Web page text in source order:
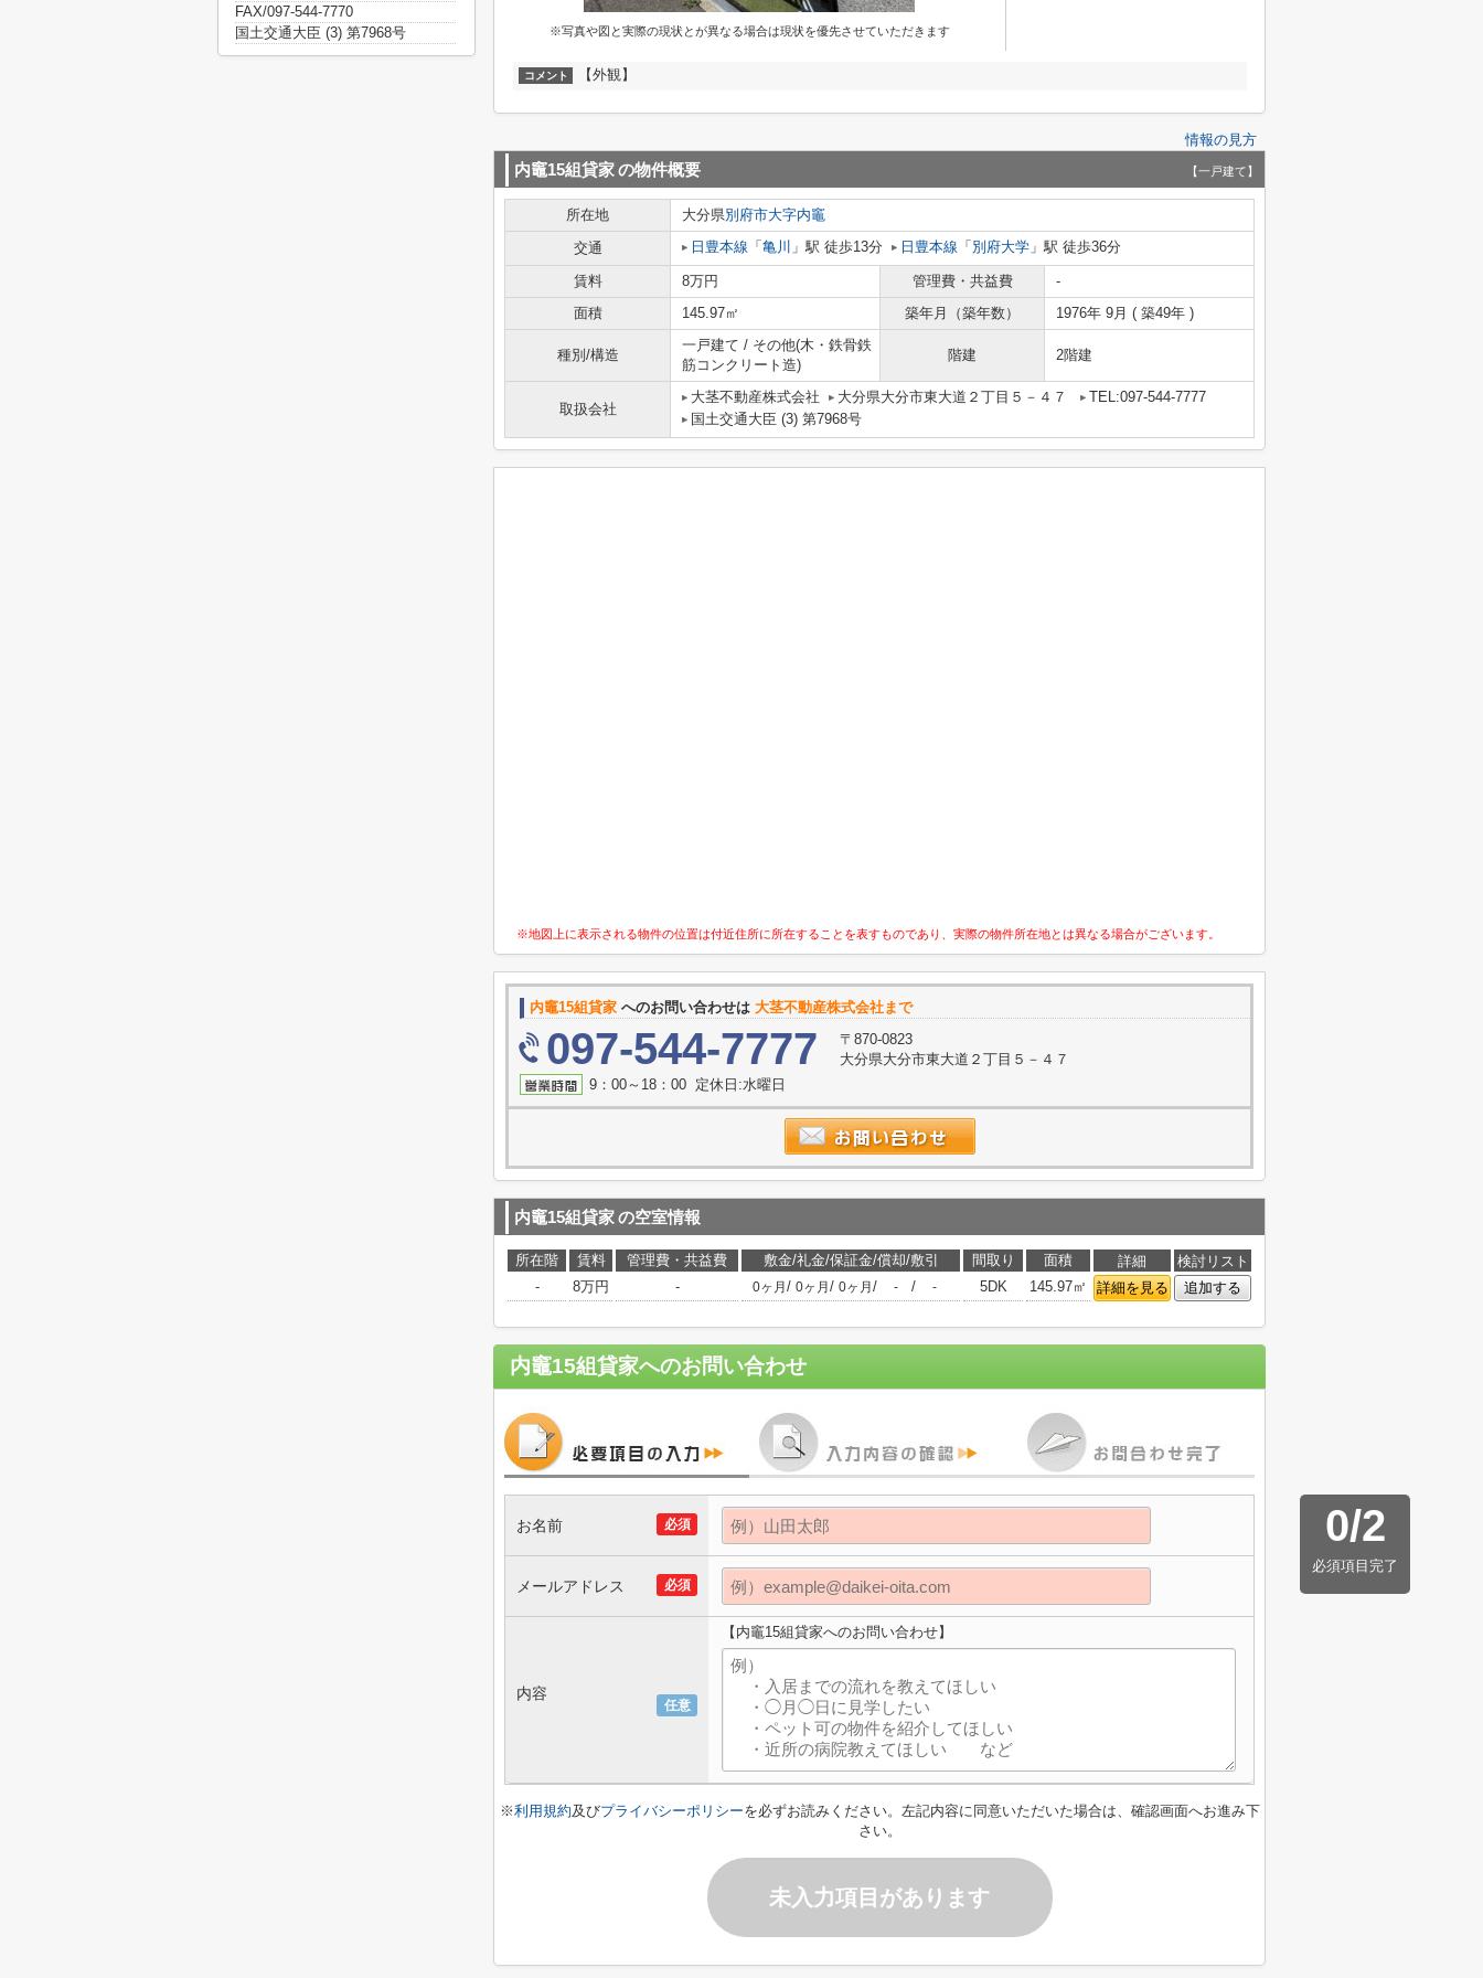
※写真や図と実際の現状とが異なる場合は現状を優先させていただきます
コメント 【外観】
情報の見方
内竈15組貸家の物件概要 【一戸建て】
所在地 大分県別府市大字内竈
交通
日豊本線 「 亀川 」駅 徒歩13分 日豊本線 「 別府大学 」駅 徒歩36分
賃料 8万円 管理費・共益費
-
面積
145.97㎡ 築年月（築年数） 1976年 9月 ( 築49年 )
種別/構造
一戸建て / その他(木・鉄骨鉄
筋コンクリート造)
階建 2階建
取扱会社
大茎不動産株式会社 大分県大分市東大道２丁目５－４７
TEL:097-544-7777
国土交通大臣 (3) 第7968号
※地図上に表示される物件の位置は付近住所に所在することを表すものであり、実際の物件所在地とは異なる場合がございます。
内竈15組貸家 へのお問い合わせは 大茎不動産株式会社まで
097-544-7777
〒870-0823
大分県大分市東大道２丁目５－４７
9：00～18：00 定休日:水曜日
内竈15組貸家の空室情報
所在階 賃料 管理費・共益費 敷金/礼金/保証金/償却/敷引 間取り 面積 詳細
検討リスト
-
8万円 - 0ヶ月 / 0ヶ月 / 0ヶ月 / - / - 5DK 145.97㎡ 詳細を見る 追加する
内竈15組貸家へのお問い合わせ
0/2
必須項目完了
必須
お名前
必須
メールアドレス
任意
内容
【内竈15組貸家へのお問い合わせ】
※利用規約及びプライバシーポリシーを必ずお読みください。左記内容に同意いただいた場合は、確認画面へお進み下
さい。
未入力項目があります
FAX/097-544-7770
国土交通大臣 (3) 第7968号